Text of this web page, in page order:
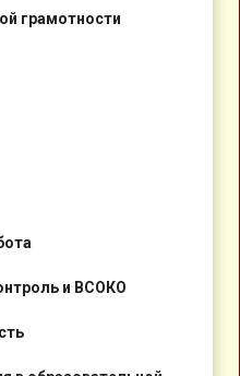
грамотности
и ВСОКО